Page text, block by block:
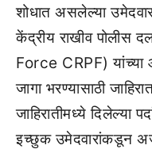
शोधात असलेल्या
केंद्रीय राखीव
Force CRPF) यांच्या
जागा भरण्यासाठी
जाहिरातीमध्ये दिलेल्या
इच्छुक उमेदवारांकडून